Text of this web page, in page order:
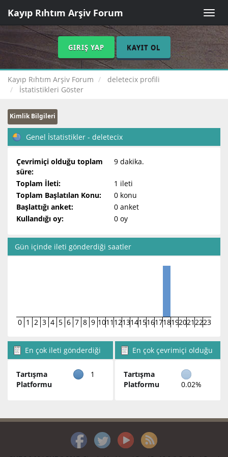
Toggle
Kayıp Rıhtım Arşiv Forum
GIRIŞ YAP KAYIT OL
Kayıp Rıhtım Arşiv Forum
deletecix profili
İstatistikleri Göster
Kimlik Bilgileri
Genel İstatistikler - deletecix
Çevrimiçi olduğu toplam
süre:
9 dakika.
Toplam İleti:
1 ileti
Toplam Başlatılan Konu:
0 konu
Başlattığı anket:
0 anket
Kullandığı oy:
0 oy
Gün içinde ileti gönderdiği saatler
0 1 2 3 4 5 6 7 8 9 1011 12131415161718192021 2223
En çok ileti gönderdiği
Tartışma
Platformu
1
En çok çevrimiçi olduğu
Tartışma
Platformu
0.02%